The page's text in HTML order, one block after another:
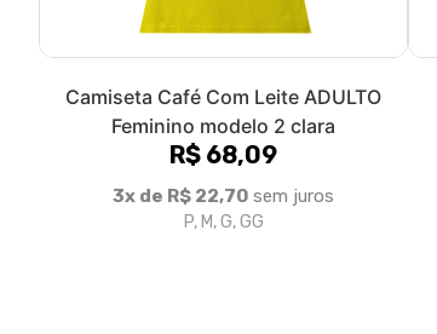
Camiseta Café Com Leite ADULTO
Feminino modelo 2 clara
R$ 68,09
3x de R$ 22,70 sem juros
P, M, G, GG